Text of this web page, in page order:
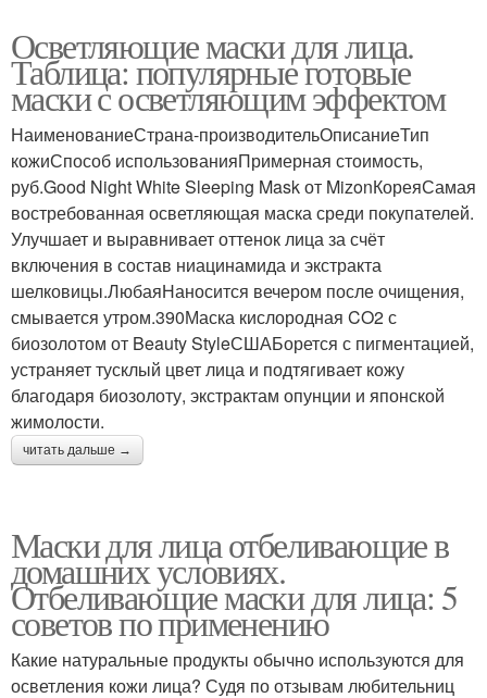
Осветляющие маски для лица.
Таблица: популярные готовые
маски с осветляющим эффектом
НаименованиеСтрана-производительОписаниеТип
кожиСпособ использованияПримерная стоимость,
руб.Good Night White Sleeping Mask от MizonКореяСамая
востребованная осветляющая маска среди покупателей.
Улучшает и выравнивает оттенок лица за счёт
включения в состав ниацинамида и экстракта
шелковицы.ЛюбаяНаносится вечером после очищения,
смывается утром.390Маска кислородная CO2 с
биозолотом от Beauty StyleСШАБорется с пигментацией,
устраняет тусклый цвет лица и подтягивает кожу
благодаря биозолоту, экстрактам опунции и японской
жимолости.
читать дальше →
Маски для лица отбеливающие в
домашних условиях.
Отбеливающие маски для лица: 5
советов по применению
Какие натуральные продукты обычно используются для
осветления кожи лица? Судя по отзывам любительниц